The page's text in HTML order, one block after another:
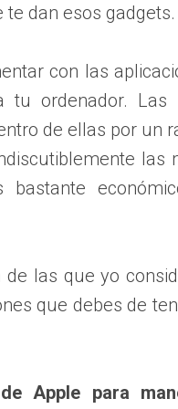
dan esos gadgets.
con las
tu ordenador. Las
de ellas por un
las
bastante
las que yo
que debes de
Apple para